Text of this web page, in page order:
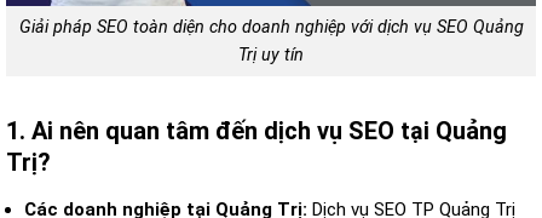
Giải pháp SEO toàn diện cho doanh nghiệp với dịch vụ SEO Quảng
Trị uy tín
1. Ai nên quan tâm đến dịch vụ SEO tại Quảng
Trị?
Các doanh nghiệp tại Quảng Trị: Dịch vụ SEO TP Quảng Trị